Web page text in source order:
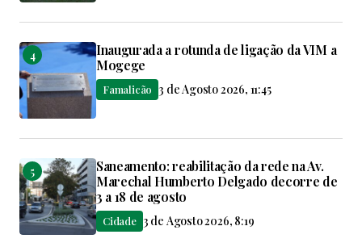
Inaugurada a rotunda de ligação da VIM a
Mogege
Famalicão 3 de Agosto 2026, 11:45
Saneamento: reabilitação da rede na Av.
Marechal Humberto Delgado decorre de
3 a 18 de agosto
Cidade 3 de Agosto 2026, 8:19